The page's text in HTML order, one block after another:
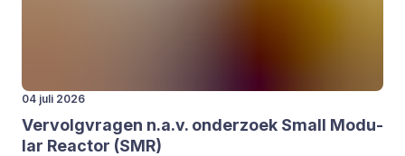
04 juli 2026
Ver­volg­vra­gen n.a.v. onder­zoek Small Modu­
lar Reac­tor (SMR)